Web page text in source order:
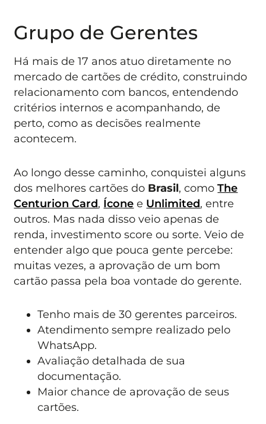
Grupo de Gerentes
Há mais de 17 anos atuo diretamente no
mercado de cartões de crédito, construindo
relacionamento com bancos, entendendo
critérios internos e acompanhando, de
perto, como as decisões realmente
acontecem.
Ao longo desse caminho, conquistei alguns
dos melhores cartões do Brasil, comoThe
Centurion Card, Ícone e Unlimited, entre
outros. Mas nada disso veio apenas de
renda, investimento score ou sorte. Veio de
entender algo que pouca gente percebe:
muitas vezes, a aprovação de um bom
cartão passa pela boa vontade do gerente.
Tenho mais de 30 gerentes parceiros.
Atendimento sempre realizado pelo
WhatsApp.
Avaliação detalhada de sua
documentação.
Maior chance de aprovação de seus
cartões.